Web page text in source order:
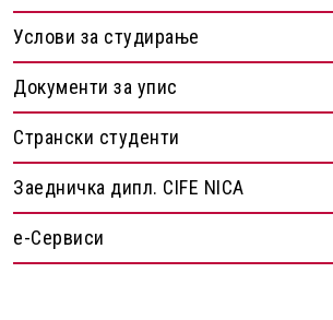
Услови за студирање
Документи за упис
Странски студенти
Заедничка дипл. CIFE NICA
е-Сервиси